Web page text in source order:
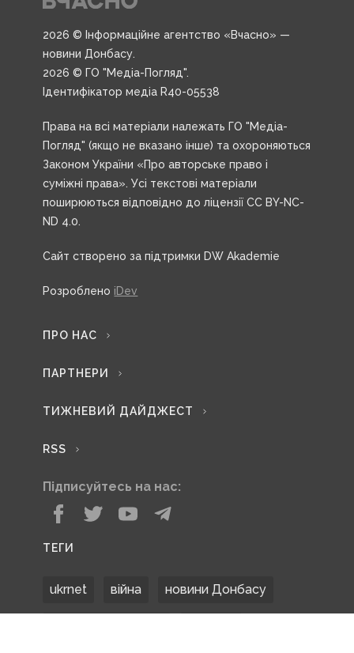
2026 © Інформаційне агентство «Вчасно» —
новини Донбасу.
2026 © ГО "Медіа-Погляд".
Ідентифікатор медіа R40-05538
Права на всі матеріали належать ГО "Медіа-
Погляд" (якщо не вказано інше) та охороняються
Законом України «Про авторське право і
суміжні права». Усі текстові матеріали
поширюються відповідно до ліцензії CC BY-NC-
ND 4.0.
Сайт створено за підтримки DW Akademie
Розроблено iDev
ПРО НАС
ПАРТНЕРИ
ТИЖНЕВИЙ ДАЙДЖЕСТ
RSS
Підписуйтесь на нас:
ТЕГИ
ukrnet війна новини Донбасу